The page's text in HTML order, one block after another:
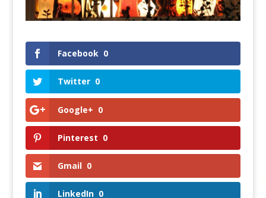
Facebook 0
Twitter 0
Google+ 0
Pinterest 0
Gmail 0
LinkedIn 0